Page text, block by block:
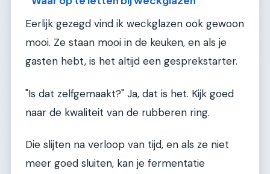
Eerlijk gezegd vind ik weckglazen ook gewoon
mooi. Ze staan mooi in de keuken, en als je
gasten hebt, is het altijd een gesprekstarter.
"Is dat zelfgemaakt?" Ja, dat is het. Kijk goed
naar de kwaliteit van de rubberen ring.
Die slijten na verloop van tijd, en als ze niet
meer goed sluiten, kan je fermentatie